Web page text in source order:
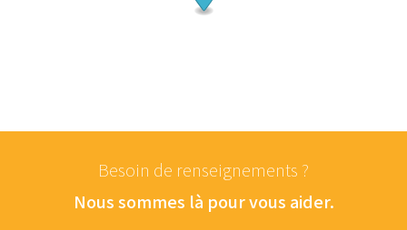
Besoin de renseignements ?
Nous sommes là pour vous aider.